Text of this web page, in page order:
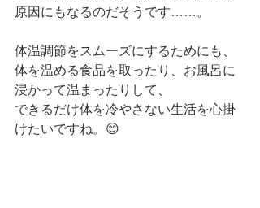
原因にもなるのだそうです……。
体温調節をスムーズにするためにも、
体を温める食品を取ったり、お風呂に
浸かって温まったりして、
できるだけ体を冷やさない生活を心掛
けたいですね。😊